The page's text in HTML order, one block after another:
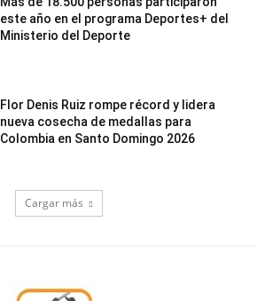
este año en el programa Deportes+ del
Ministerio del Deporte
Flor Denis Ruiz rompe récord y lidera
nueva cosecha de medallas para
Colombia en Santo Domingo 2026
Cargar más